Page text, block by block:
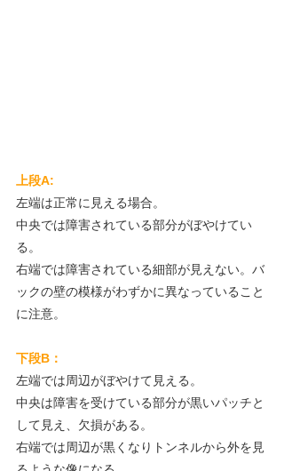
上段A:
左端は正常に見える場合。
中央では障害されている部分がぼやけてい
る。
右端では障害されている細部が見えない。バ
ックの壁の模様がわずかに異なっていること
に注意。
下段B：
左端では周辺がぼやけて見える。
中央は障害を受けている部分が黒いパッチと
して見え、欠損がある。
右端では周辺が黒くなりトンネルから外を見